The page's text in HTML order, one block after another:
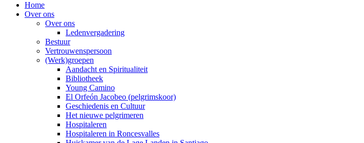
Home
Over ons
Over ons
Ledenvergadering
Bestuur
Vertrouwenspersoon
(Werk)groepen
Aandacht en Spiritualiteit
Bibliotheek
Young Camino
El Orfeón Jacobeo (pelgrimskoor)
Geschiedenis en Cultuur
Het nieuwe pelgrimeren
Hospitaleren
Hospitaleren in Roncesvalles